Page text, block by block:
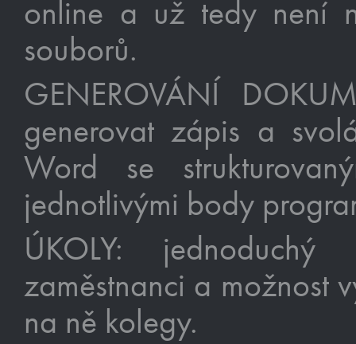
online a už tedy není
souborů.
GENEROVÁNÍ
generovat zápis a
Word se
jednotlivými body
ÚKOLY:
zaměstnanci a možnost
na ně kolegy.